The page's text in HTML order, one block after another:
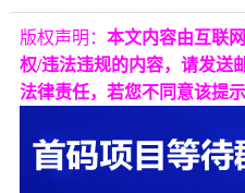
版权声明： 本文内容由互联
权/违法违规的内容，请发送
法律责任，若您不同意该提